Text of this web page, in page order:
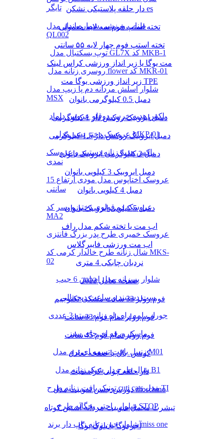
تایگر
طناب ورزشی شماره انداز مدل
QL002
توپ بسکتبال مدل GL7X کد MKB-1
روسری زنانه مدل flower کد MKR-01
شلوار اسلش مردانه دم پا زیپ مدل
MSX
باکس هدیه خرس دوقلو عروس داماد
عروسک دختر پسر مدل MKP-01
باکس هدیه زنانه دستبند و عروسک
نمدی
عروسک اختاپوس مدل مودی ارتفاع 15
سانتی
عروسک دو قولوی دختر و پسر کد
MA2
عروسک خمیری طرح پدر بزرگ فانتزی
شال زنانه طرح خالدار کرمی کد MKS-
02
شلوار پسرانه مدل اسلش 6 جیب
ست دستبند و ساعت دیجیتالی
جوراب لمه راه راه زنانه بسته 3 عددی
ماسک ورقه ای چای سبز
زنبیل بافت تسمه ای نرم مدل M01
شال طرح دار شیک زنانه مدل B1
تونیک بافت زنانه طرح cuti cats مدل TI
شلوار راحتی بچگانه طرح STOP
شلوار جین زنانه زاپ دار برند miss one
دار حلقه پلاستیکی نشکن es
تخته استپ فوم سه لایه معمولی
تخته استپ فوم چهار لایه ۵۵ سانتی
مت یوگا یا زیر انداز ورزشی کراس لینک
زیر انداز ورزشی یوگا مت TPE
دمبل 0.5 کیلوگرمی بانوان
دمبل ایروبیک روکش‌ دار 1 کیلوگرمی
دمبل ایروبیک روکش‌ دار 1.5 کیلوگرمی
دمبل 2 کیلوگرمی ایروبیک بانوان
دمبل ایروبیک 3 کیلویی بانوان
دمبل 4 کیلویی بانوان
دمبل 5 کیلویی ایروبیک بانوان
اب مت یا تخته شکم مدل راف
اب مت ورزشی فایبرگلاس
نردبان چابکی 4 متری
صفحه تعادل 2022
فوم رولر 33 سانت مشکی تکنوجیم
فوم رولر تمام فوم 33 سانت
فوم رولر تمام فوم 45 سانت
کوشن بال یا صفحه تعادل
دار حلقه چوبی کراسفیت
دورس جنس سوییت مدل moschino
تیشرت مخمل سوییت مردانه آستین کوتاه
آجر یوگا یا بلوک یوگا